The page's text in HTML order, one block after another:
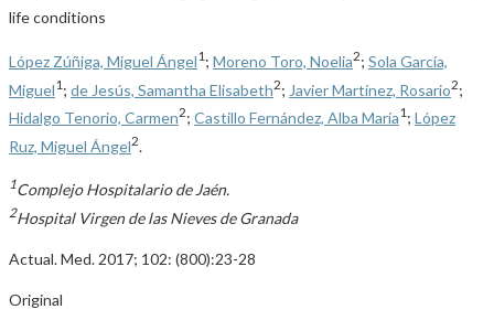
life conditions
López Zúñiga, Miguel Ángel1 ; Moreno Toro, Noelia2; Sola García,
Miguel1 ; de Jesús, Samantha Elisabeth2; Javier Martínez, Rosario2;
Hidalgo Tenorio, Carmen2; Castillo Fernández, Alba María1 ; López
Ruz, Miguel Ángel2.
1Complejo Hospitalario de Jaén.
2Hospital Virgen de las Nieves de Granada
Actual. Med. 2017; 102: (800):23-28
Original